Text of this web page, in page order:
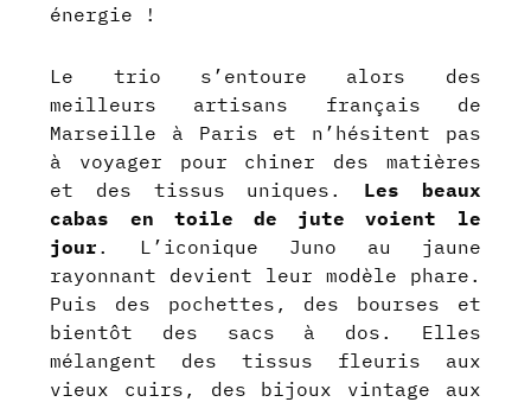
énergie !
Le trio s’entoure alors des
meilleurs artisans français de
Marseille à Paris et n’hésitent pas
à voyager pour chiner des matières
et des tissus uniques. Les beaux
cabas en toile de jute voient le
jour . L’iconique Juno au jaune
rayonnant devient leur modèle phare.
Puis des pochettes, des bourses et
bientôt des sacs à dos. Elles
mélangent des tissus fleuris aux
vieux cuirs, des bijoux vintage aux